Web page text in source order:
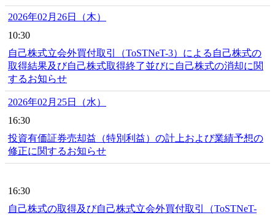
2026年02月26日（木）
10:30
自己株式立会外買付取引（ToSTNeT-3）による自己株式の
取得結果及び自己株式取得終了並びに自己株式の消却に関
するお知らせ
2026年02月25日（水）
16:30
投資有価証券売却益（特別利益）の計上および業績予想の
修正に関するお知らせ
16:30
自己株式の取得及び自己株式立会外買付取引（ToSTNeT-